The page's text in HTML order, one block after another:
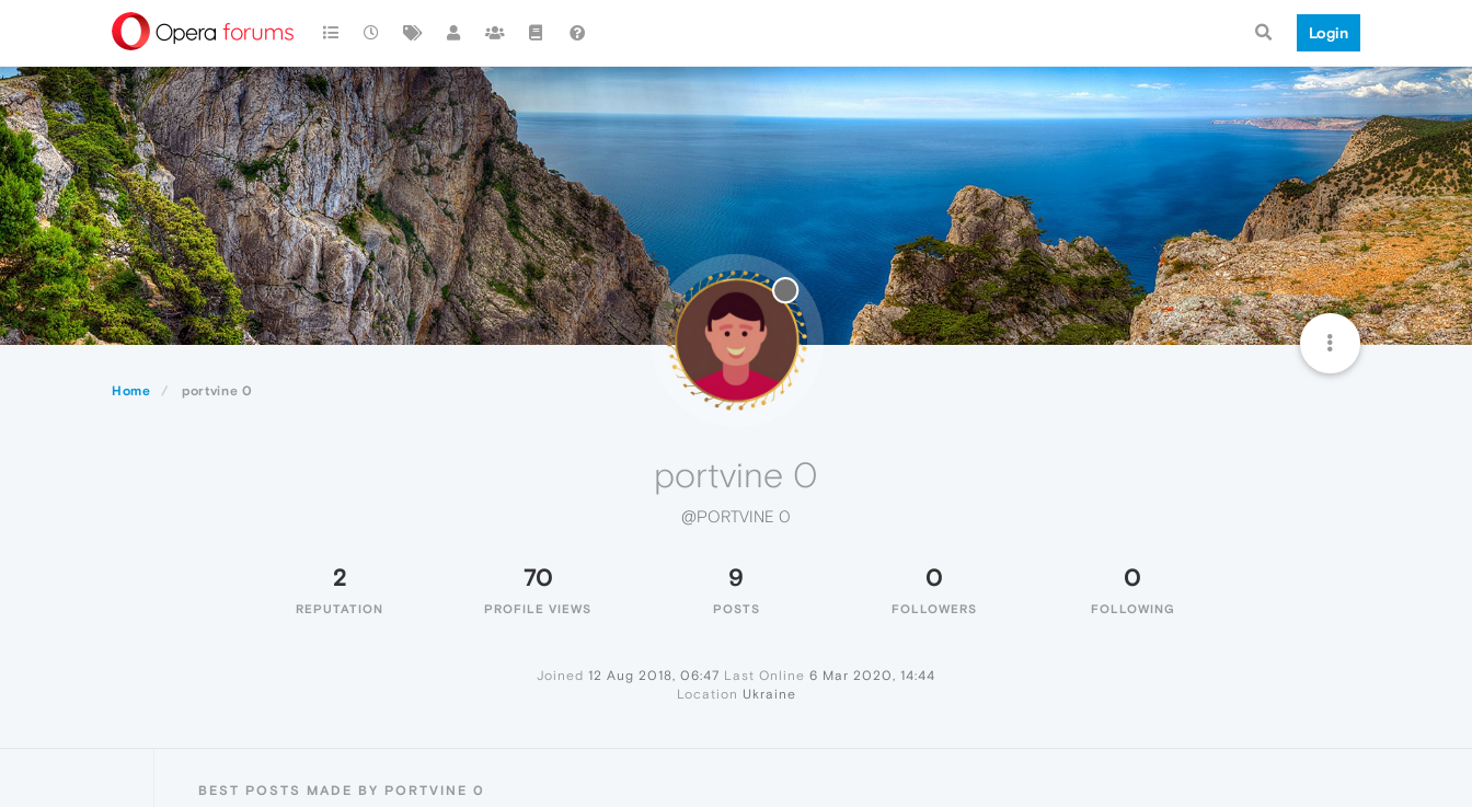
Login
Home portvine 0
portvine 0
@PORTVINE 0
2
REPUTATION
70
PROFILE VIEWS
9
POSTS
0
FOLLOWERS
0
FOLLOWING
Joined 12 Aug 2018, 06:47 Last Online 6 Mar 2020, 14:44
Location Ukraine
BEST POSTS MADE BY PORTVINE 0